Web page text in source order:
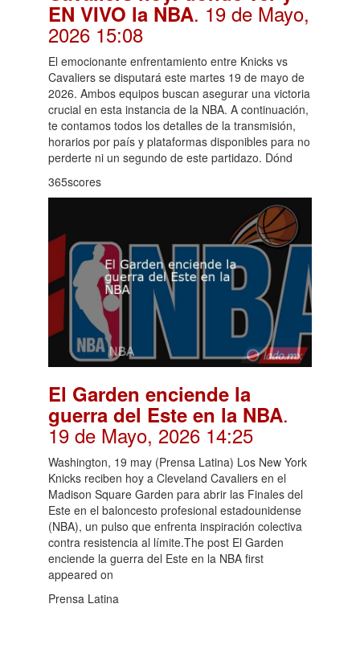
EN VIVO la NBA. 19 de Mayo,
2026 15:08
El emocionante enfrentamiento entre Knicks vs
Cavaliers se disputará este martes 19 de mayo de
2026. Ambos equipos buscan asegurar una victoria
crucial en esta instancia de la NBA. A continuación,
te contamos todos los detalles de la transmisión,
horarios por país y plataformas disponibles para no
perderte ni un segundo de este partidazo. Dónd
365scores
El Garden enciende la
guerra del Este en la NBA.
19 de Mayo, 2026 14:25
Washington, 19 may (Prensa Latina) Los New York
Knicks reciben hoy a Cleveland Cavaliers en el
Madison Square Garden para abrir las Finales del
Este en el baloncesto profesional estadounidense
(NBA), un pulso que enfrenta inspiración colectiva
contra resistencia al límite.The post El Garden
enciende la guerra del Este en la NBA first
appeared on
Prensa Latina